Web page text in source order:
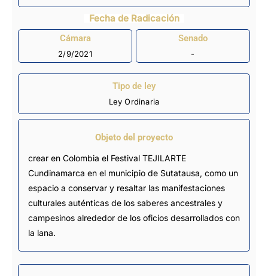
Fecha de Radicación
Cámara
2/9/2021
Senado
-
Tipo de ley
Ley Ordinaria
Objeto del proyecto
crear en Colombia el Festival TEJILARTE
Cundinamarca en el municipio de Sutatausa, como un
espacio a conservar y resaltar las manifestaciones
culturales auténticas de los saberes ancestrales y
campesinos alrededor de los oficios desarrollados con
la lana.